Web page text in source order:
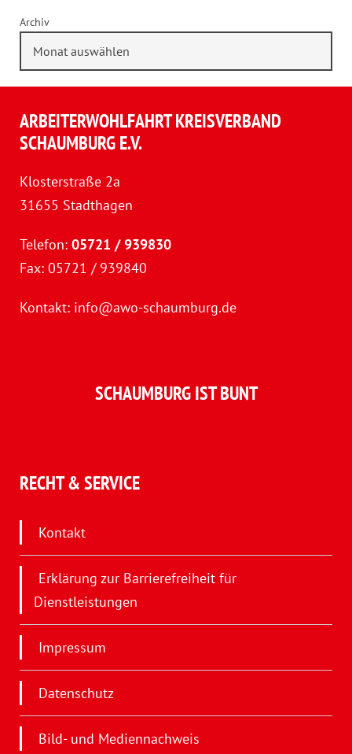
Archiv
ARBEITERWOHLFAHRT KREISVERBAND
SCHAUMBURG E.V.
Klosterstraße 2a
31655 Stadthagen
Telefon: 05721 / 939830
Fax: 05721 / 939840
Kontakt: info@awo-schaumburg.de
SCHAUMBURG IST BUNT
RECHT & SERVICE
Kontakt
Erklärung zur Barrierefreiheit für
Dienstleistungen
Impressum
Datenschutz
Bild- und Mediennachweis